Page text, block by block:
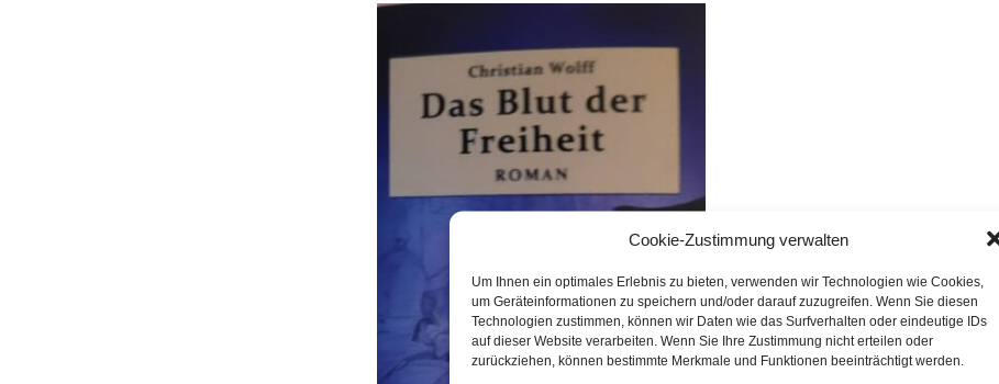
Cookie-Zustimmung verwalten
Um Ihnen ein optimales Erlebnis zu bieten, verwenden wir Technologien wie Cookies,
um Geräteinformationen zu speichern und/oder darauf zuzugreifen. Wenn Sie diesen
Technologien zustimmen, können wir Daten wie das Surfverhalten oder eindeutige IDs
auf dieser Website verarbeiten. Wenn Sie Ihre Zustimmung nicht erteilen oder
zurückziehen, können bestimmte Merkmale und Funktionen beeinträchtigt werden.